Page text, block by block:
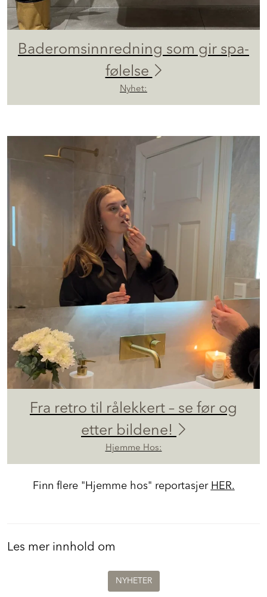
Baderomsinnredning som gir spa-
følelse
Nyhet:
Fra retro til rålekkert – se før og
etter bildene!
Hjemme Hos:
Finn flere "Hjemme hos" reportasjer HER.
Les mer innhold om
NYHETER